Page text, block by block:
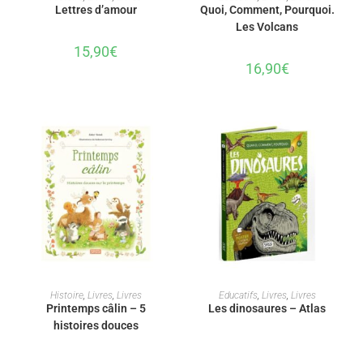
Lettres d’amour
15,90€
Quoi, Comment, Pourquoi.
Les Volcans
16,90€
AJOUTER AU PANIER
Histoire, Livres, Livres
Printemps câlin – 5
histoires douces
AJOUTER AU PANIER
Educatifs, Livres, Livres
Les dinosaures – Atlas